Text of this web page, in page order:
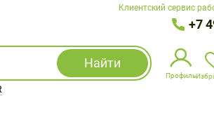
Клиентский сервис
+7
Найти
Профиль
Избранное